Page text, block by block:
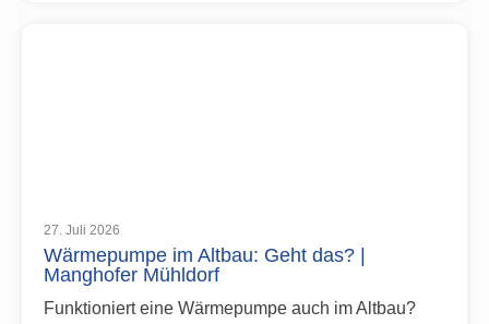
27. Juli 2026
Wärmepumpe im Altbau: Geht das? |
Manghofer Mühldorf
Funktioniert eine Wärmepumpe auch im Altbau?